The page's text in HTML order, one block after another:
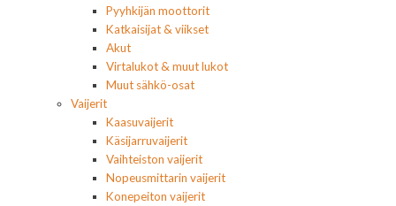
Pyyhkijän moottorit
Katkaisijat & viikset
Akut
Virtalukot & muut lukot
Muut sähkö-osat
Vaijerit
Kaasuvaijerit
Käsijarruvaijerit
Vaihteiston vaijerit
Nopeusmittarin vaijerit
Konepeiton vaijerit